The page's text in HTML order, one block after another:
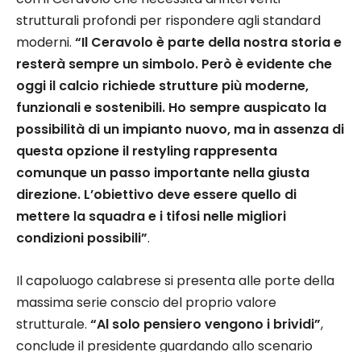
strutturali profondi per rispondere agli standard
moderni. “Il Ceravolo è parte della nostra storia e
resterà sempre un simbolo. Però è evidente che
oggi il calcio richiede strutture più moderne,
funzionali e sostenibili. Ho sempre auspicato la
possibilità di un impianto nuovo, ma in assenza di
questa opzione il restyling rappresenta
comunque un passo importante nella giusta
direzione. L’obiettivo deve essere quello di
mettere la squadra e i tifosi nelle migliori
condizioni possibili”.
Il capoluogo calabrese si presenta alle porte della
massima serie conscio del proprio valore
strutturale. “Al solo pensiero vengono i brividi”,
conclude il presidente guardando allo scenario